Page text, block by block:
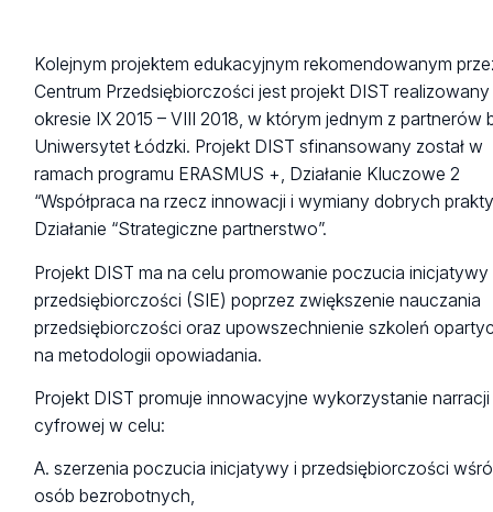
Kolejnym projektem edukacyjnym rekomendowanym
Centrum Przedsiębiorczości jest projekt DIST
okresie IX 2015 – VIII 2018, w którym jednym z partnerów
Uniwersytet Łódzki. Projekt DIST sfinansowany został w
ramach programu ERASMUS +, Działanie Kluczowe 2
“Współpraca na rzecz innowacji i wymiany dobrych
Działanie “Strategiczne partnerstwo”.
Projekt DIST ma na celu promowanie poczucia inicjatywy
przedsiębiorczości (SIE) poprzez zwiększenie nauczania
przedsiębiorczości oraz upowszechnienie szkoleń
na metodologii opowiadania.
Projekt DIST promuje innowacyjne wykorzystanie narracji
cyfrowej w celu:
A. szerzenia poczucia inicjatywy i przedsiębiorczości
osób bezrobotnych,